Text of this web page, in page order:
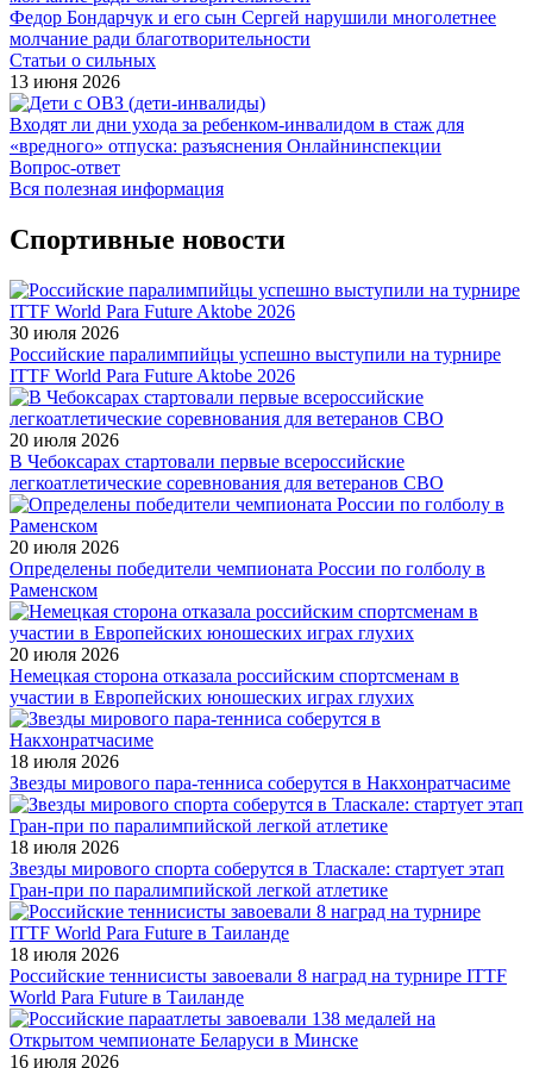
Федор Бондарчук и его сын Сергей нарушили многолетнее
молчание ради благотворительности
Статьи о сильных
13 июня 2026
Входят ли дни ухода за ребенком-инвалидом в стаж для
«вредного» отпуска: разъяснения Онлайнинспекции
Вопрос-ответ
Вся полезная информация
Спортивные новости
30 июля 2026
Российские паралимпийцы успешно выступили на турнире
ITTF World Para Future Aktobe 2026
20 июля 2026
В Чебоксарах стартовали первые всероссийские
легкоатлетические соревнования для ветеранов СВО
20 июля 2026
Определены победители чемпионата России по голболу в
Раменском
20 июля 2026
Немецкая сторона отказала российским спортсменам в
участии в Европейских юношеских играх глухих
18 июля 2026
Звезды мирового пара-тенниса соберутся в Накхонратчасиме
18 июля 2026
Звезды мирового спорта соберутся в Тласкале: стартует этап
Гран-при по паралимпийской легкой атлетике
18 июля 2026
Российские теннисисты завоевали 8 наград на турнире ITTF
World Para Future в Таиланде
16 июля 2026